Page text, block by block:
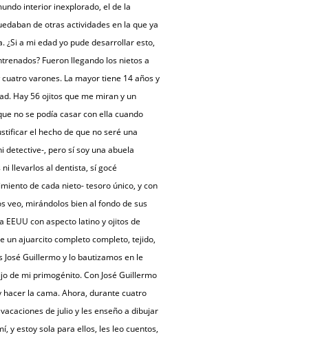
interior inexplorado, el de la
de otras actividades en la que ya
¿Si a mi edad yo pude desarrollar esto,
Fueron llegando los nietos a
varones. La mayor tiene 14 años y
Hay 56 ojitos que me miran y un
no se podía casar con ella cuando
el hecho de que no seré una
detective-, pero sí soy una abuela
llevarlos al dentista, sí gocé
de cada nieto- tesoro único, y con
veo, mirándolos bien al fondo de sus
con aspecto latino y ojitos de
un ajuarcito completo completo, tejido,
Guillermo y lo bautizamos en le
de mi primogénito. Con José Guillermo
la cama. Ahora, durante cuatro
de julio y les enseño a dibujar
y estoy sola para ellos, les leo cuentos,